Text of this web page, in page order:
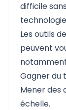
difficile
Les outils
peuvent
Gagner du
Mener des
échelle.